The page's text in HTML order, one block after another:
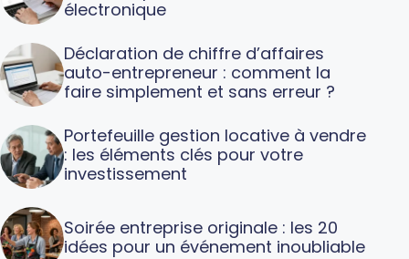
électronique
Déclaration de chiffre d’affaires
auto-entrepreneur : comment la
faire simplement et sans erreur ?
Portefeuille gestion locative à vendre
: les éléments clés pour votre
investissement
Soirée entreprise originale : les 20
idées pour un événement inoubliable